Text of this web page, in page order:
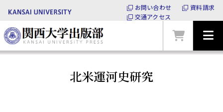
お問い合わせ
資料請求
交通アクセス
北米運河史研究